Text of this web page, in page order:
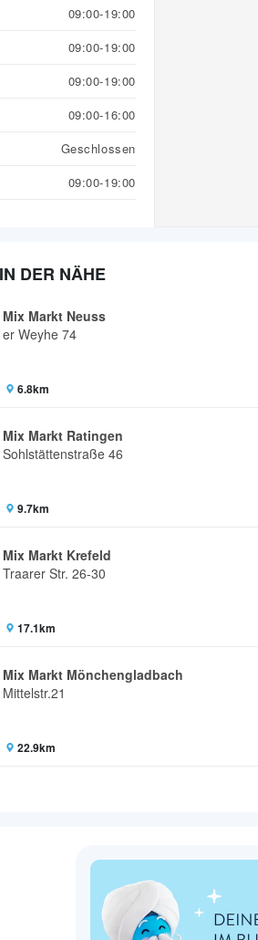
09:00-19:00
09:00-19:00
09:00-19:00
09:00-16:00
Geschlossen
09:00-19:00
DER NÄHE
Mix Markt Neuss
er Weyhe 74
6.8km
Mix Markt Ratingen
Sohlstättenstraße 46
9.7km
Mix Markt Krefeld
Traarer Str. 26-30
17.1km
Mix Markt Mönchengladbach
Mittelstr.21
22.9km